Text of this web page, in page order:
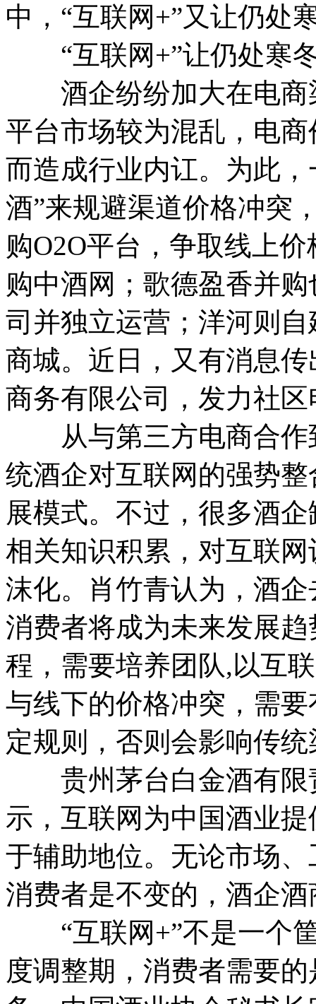
中，“互联网+”又让仍处
“互联网+”让仍处寒
酒企纷纷加大在电商
平台市场较为混乱，电
而造成行业内讧。为此
酒”来规避渠道价格冲突
购O2O平台，争取线上
购中酒网；歌德盈香并
司并独立运营；洋河则
商城。近日，又有消息
商务有限公司，发力社区
从与第三方电商合作
统酒企对互联网的强势
展模式。不过，很多酒
相关知识积累，对互联
沫化。肖竹青认为，酒
消费者将成为未来发展
程，需要培养团队,以互
与线下的价格冲突，需
定规则，否则会影响传
贵州茅台白金酒有限
示，互联网为中国酒业
于辅助地位。无论市场
消费者是不变的，酒企
“互联网+”不是一个筐
度调整期，消费者需要